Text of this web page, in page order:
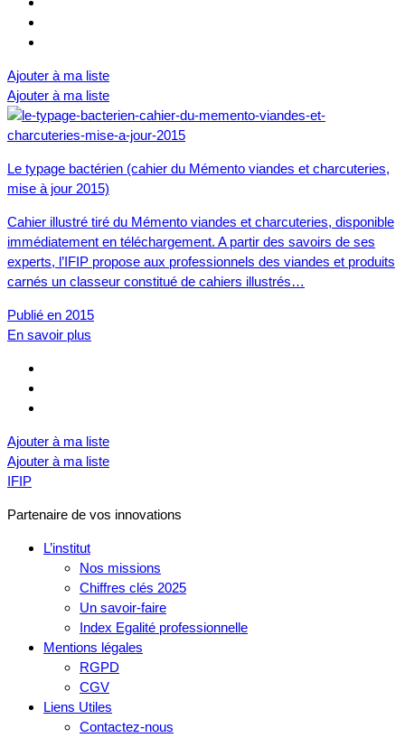
Ajouter à ma liste
Ajouter à ma liste
Le typage bactérien (cahier du Mémento viandes et charcuteries,
mise à jour 2015)
Cahier illustré tiré du Mémento viandes et charcuteries, disponible
immédiatement en téléchargement. A partir des savoirs de ses
experts, l’IFIP propose aux professionnels des viandes et produits
carnés un classeur constitué de cahiers illustrés…
Publié en 2015
En savoir plus
Ajouter à ma liste
Ajouter à ma liste
IFIP
Partenaire de vos innovations
L’institut
Nos missions
Chiffres clés 2025
Un savoir-faire
Index Egalité professionnelle
Mentions légales
RGPD
CGV
Liens Utiles
Contactez-nous